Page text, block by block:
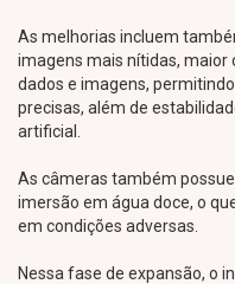
As melhorias incluem
imagens mais nítidas, maior
dados e imagens,
precisas, além de
artificial.
As câmeras também
imersão em água doce, o
em condições adversas.
Nessa fase de expansão, o